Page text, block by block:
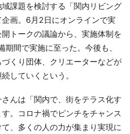
課題を検討する「関内リビング
画。6月2日にオンラインで実
トークの議論から、実施体制を
期間で実施に至った。今後も、
くり団体、クリエーターなどが
していくという。
んは「関内で、街をテラス化す
。コロナ禍でピンチをチャンス
、多くの人の力が集まり実現に